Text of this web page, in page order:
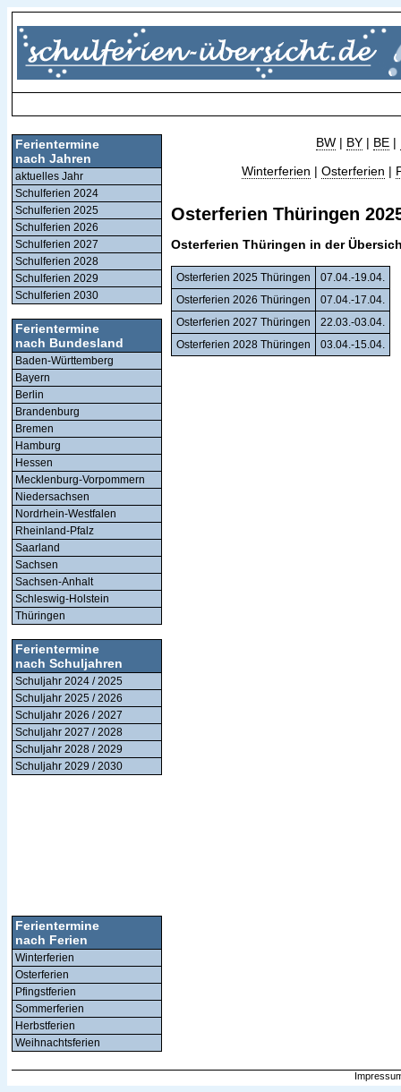
Ferientermine
nach Jahren
aktuelles Jahr
Schulferien 2024
Schulferien 2025
Schulferien 2026
Schulferien 2027
Schulferien 2028
Schulferien 2029
Schulferien 2030
Ferientermine
nach Bundesland
Baden-Württemberg
Bayern
Berlin
Brandenburg
Bremen
Hamburg
Hessen
Mecklenburg-Vorpommern
Niedersachsen
Nordrhein-Westfalen
Rheinland-Pfalz
Saarland
Sachsen
Sachsen-Anhalt
Schleswig-Holstein
Thüringen
Ferientermine
nach Schuljahren
Schuljahr 2024 / 2025
Schuljahr 2025 / 2026
Schuljahr 2026 / 2027
Schuljahr 2027 / 2028
Schuljahr 2028 / 2029
Schuljahr 2029 / 2030
Ferientermine
nach Ferien
Winterferien
Osterferien
Pfingstferien
Sommerferien
Herbstferien
Weihnachtsferien
BW | BY | BE |
Winterferien | Osterferien |
Osterferien Thüringen
Osterferien Thüringen in der
Osterferien 2025 Thüringen
07.04.-19.04.
Osterferien 2026 Thüringen
07.04.-17.04.
Osterferien 2027 Thüringen
22.03.-03.04.
Osterferien 2028 Thüringen
03.04.-15.04.